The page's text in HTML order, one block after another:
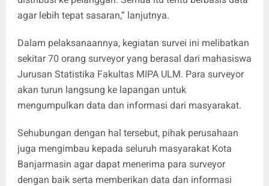
agar lebih tepat sasaran,” lanjutnya.
Dalam pelaksanaannya, kegiatan survei ini melibatkan
sekitar 70 orang surveyor yang berasal dari mahasiswa
Jurusan Statistika Fakultas MIPA ULM. Para surveyor
akan turun langsung ke lapangan untuk
mengumpulkan data dan informasi dari masyarakat.
Sehubungan dengan hal tersebut, pihak perusahaan
juga mengimbau kepada seluruh masyarakat Kota
Banjarmasin agar dapat menerima para surveyor
dengan baik serta memberikan data dan informasi